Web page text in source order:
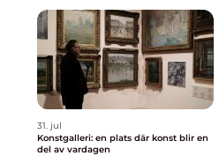
31. jul
Konstgalleri: en plats där konst blir en
del av vardagen